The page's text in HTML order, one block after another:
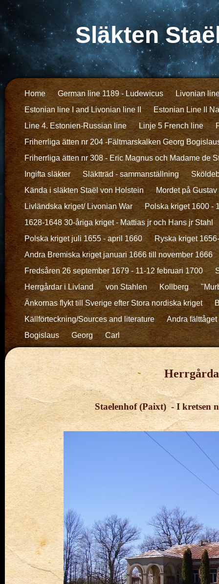
Släkten
Home German line 1189 - Ludewicus
Livonian
Estonian line I and Livonian line II
Estonian Line II
Line 4. Estonien-Russian line
Linje 5 French line
Friherrliga ätten nr 204 -Fältmarskalken Georg
Friherrliga ätten nr 308 - Eric Magnus och Madame de
Ingifta släkter
Släktträd - sammanställning
Kända i släkten Staël von Holstein
Mordet på
Livländska kriget/ Livonian War
Polska kriget 1600 -
1628-1648 30-åriga kriget - Mattias jr och Hans jr Stahl
Polska kriget juli 1655 - april 1660
Ryska kriget
Andra Bremiska kriget januari 1666 till november 1666
Fredsåren 26 september 1679 - 11-12 februari 1700
Herrgårdar i Livland
von Stahlen Kollberg
Änkornas flykt till Sverige efter Stora nordiska kriget
Källförteckning/Sources and literature
Andra
Bogislaus
Georg Carl
Staelenhof (Paixt) - I kretsen